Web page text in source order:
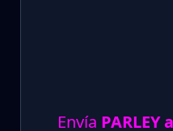
Envía PARLEY